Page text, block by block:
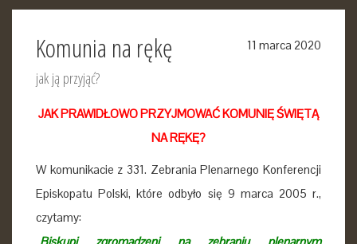
11 marca 2020
Komunia na rękę
jak ją przyjąć?
JAK PRAWIDŁOWO PRZYJMOWAĆ KOMUNIĘ ŚWIĘTĄ
NA RĘKĘ?
W komunikacie z 331. Zebrania Plenarnego Konferencji
Episkopatu Polski, które odbyło się 9 marca 2005 r.,
czytamy: